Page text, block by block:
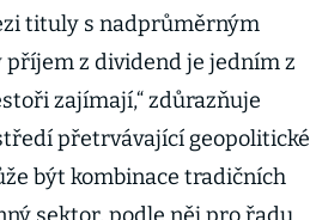
tituly s nadprůměrným
z dividend je jedním z
zajímají,“ zdůrazňuje
přetrvávající geopolitické
být kombinace tradičních